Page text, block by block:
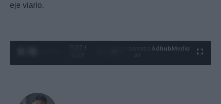
eje viario.
0:28 /
Ad hubMedia